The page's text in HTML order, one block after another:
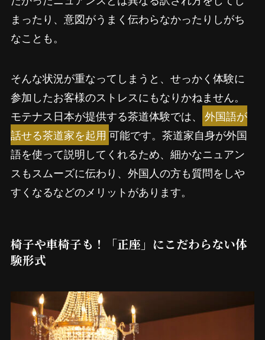
まったり、意図がうまく伝わらなかったりしがち
なことも。
そんな状況が重なってしまうと、せっかく体験に
参加したお客様のストレスにもなりかねません。
モテナス日本が提供する茶道体験では、
外国語が
話せる茶道家を起用 可能です。茶道家自身が外国
語を使って説明してくれるため、細かなニュアン
スもスムーズに伝わり、外国人の方も質問をしや
すくなるなどのメリットがあります。
椅子や車椅子も！「正座」にこだわらない体
験形式